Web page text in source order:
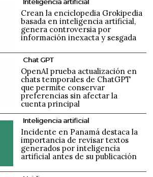
Crean la enciclopedia Grokipedia
basada en inteligencia artificial,
genera controversia por
información inexacta y sesgada
Chat GPT
OpenAI prueba actualización en
chats temporales de ChatGPT
que permite conservar
preferencias sin afectar la
cuenta principal
Inteligencia artificial
Incidente en Panamá destaca la
importancia de revisar textos
generados por inteligencia
artificial antes de su publicación